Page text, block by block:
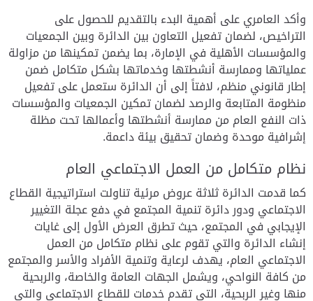
وأكد العامري على أهمية البدء بالتقديم للحصول على
التراخيص، لضمان تفعيل التعاون بين الدائرة وبين الجمعيات
والمؤسسات الأهلية في الإمارة، بما يضمن تمكينها من مزاولة
عملياتها وممارسة أنشطتها وخدماتها بشكل متكامل ضمن
إطار قانوني منظم، لافتاً إلى أن الدائرة ستعمل على تفعيل
منظومة المتابعة والرصد لضمان تمكين الجمعيات والمؤسسات
ذات النفع العام من ممارسة أنشطتها وأعمالها تحت مظلة
إشرافية موحدة وضمان تحقيق بيئة داعمة.
نظام متكامل من العمل الاجتماعي العام
كما قدمت الدائرة ثلاثة عروض مرئية تناولت استراتيجية القطاع
الاجتماعي ودور دائرة تنمية المجتمع في دفع عجلة التغيير
الإيجابي في المجتمع، حيث تطرق العرض الأول إلى غايات
إنشاء الدائرة والتي تقوم على نظام متكامل من العمل
الاجتماعي العام، يهدف لرعاية وتنمية الأفراد والأسر والمجتمع
من كافة النواحي، ويشمل الجهات العامة والخاصة، والربحية
منها وغير الربحية، التي تقدم خدمات للقطاع الاجتماعي والتي